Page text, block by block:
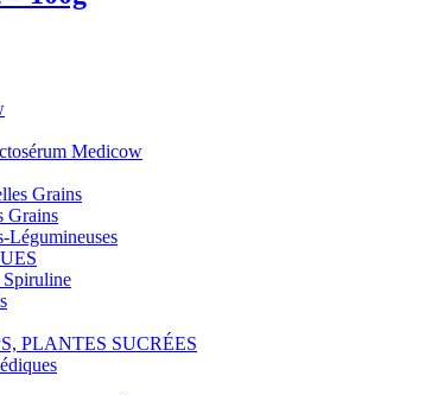
Medicow
Grains
Grains
Légumineuses
PLANTES SUCRÉES